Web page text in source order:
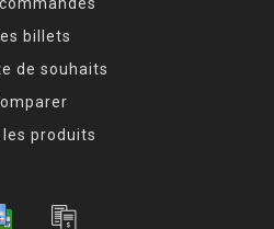
billets
de souhaits
les produits